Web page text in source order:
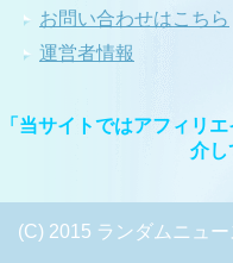
お問い合わせはこちら
運営者情報
「当サイトではアフィリ
介し
(C) 2015 ランダムニュー